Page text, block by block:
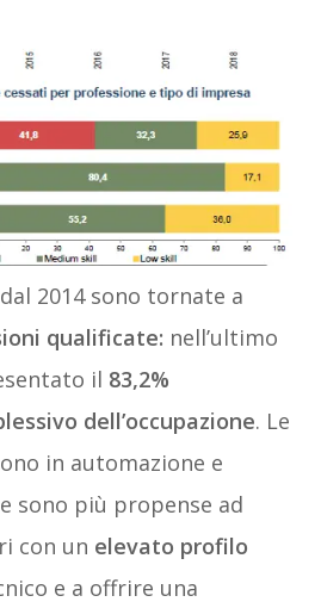
2014 sono tornate a
qualificate: nell’ultimo
il 83,2%
dell’occupazione. Le
in automazione e
sono più propense ad
con un elevato profilo
e a offrire una